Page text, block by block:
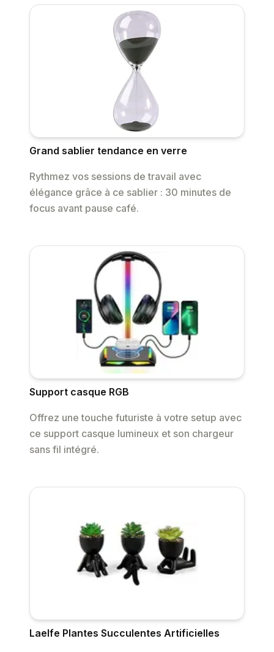
Grand sablier tendance en verre
Rythmez vos sessions de travail avec
élégance grâce à ce sablier : 30 minutes de
focus avant pause café.
Support casque RGB
Offrez une touche futuriste à votre setup avec
ce support casque lumineux et son chargeur
sans fil intégré.
Laelfe Plantes Succulentes Artificielles